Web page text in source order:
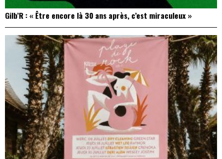
Gilb’R : « Être encore là 30 ans après, c’est miraculeux »